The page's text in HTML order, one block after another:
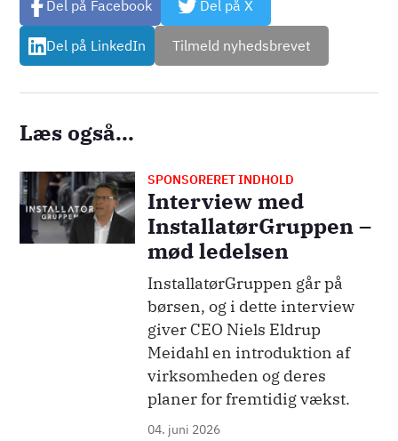
Del på Facebook Del på X
Del på LinkedIn Tilmeld nyhedsbrevet
Læs også...
Billede SPONSORERET INDHOLD
Interview med
InstallatørGruppen –
mød ledelsen
InstallatørGruppen går på
børsen, og i dette interview
giver CEO Niels Eldrup
Meidahl en introduktion af
virksomheden og deres
planer for fremtidig vækst.
04. juni 2026